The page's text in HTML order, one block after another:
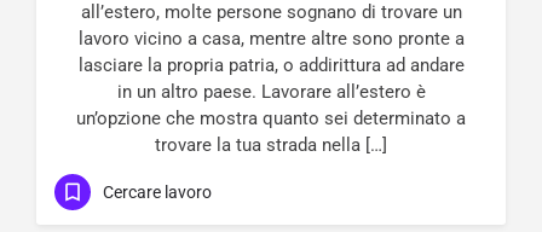
all’estero, molte persone sognano di trovare un
lavoro vicino a casa, mentre altre sono pronte a
lasciare la propria patria, o addirittura ad andare
in un altro paese. Lavorare all’estero è
un’opzione che mostra quanto sei determinato a
trovare la tua strada nella […]
Cercare lavoro